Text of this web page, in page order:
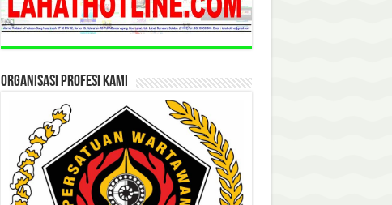
ORGANISASI PROFESI KAMI